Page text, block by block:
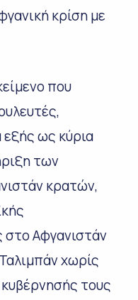
κρίση με
που
ως κύρια
των
κρατών,
στο Αφγανιστάν
χωρίς
τους